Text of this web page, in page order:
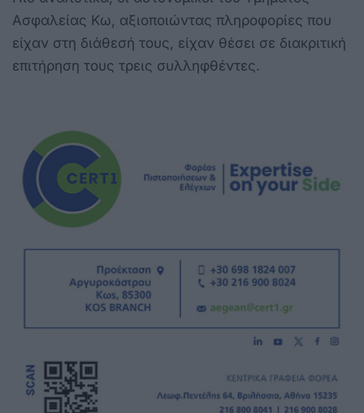
Ασφαλείας Κω, αξιοποιώντας πληροφορίες που
είχαν στη διάθεσή τους, είχαν θέσει σε διακριτική
επιτήρηση τους τρεις συλληφθέντες.